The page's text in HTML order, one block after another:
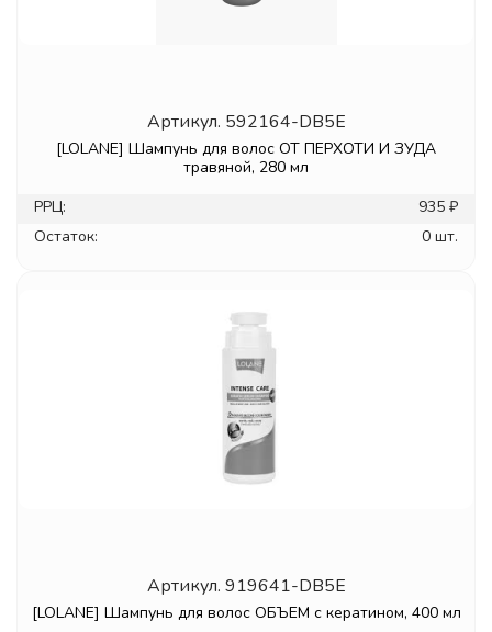
Артикул. 592164-DB5E
[LOLANE] Шампунь для волос ОТ ПЕРХОТИ И ЗУДА
травяной, 280 мл
РРЦ:
935 ₽
Остаток:
0 шт.
Артикул. 919641-DB5E
[LOLANE] Шампунь для волос ОБЪЕМ с кератином, 400 мл